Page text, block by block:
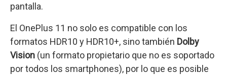
pantalla.
El OnePlus 11 no solo es compatible con los
formatos HDR10 y HDR10+, sino también Dolby
Vision (un formato propietario que no es soportado
por todos los smartphones), por lo que es posible